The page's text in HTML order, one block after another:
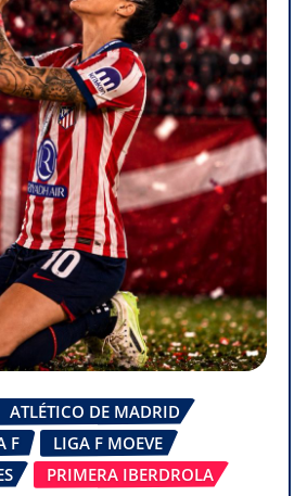
ATLÉTICO DE MADRID
F
LIGA F MOEVE
PRIMERA IBERDROLA